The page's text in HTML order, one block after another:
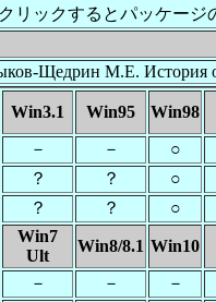
リックするとパッケー
Щедрин М.Е. История
Win3.1 Win95
Win98
－ －
○
？ ？
○
？ ？
○
Win7
Ult
Win8/8.1 Win10
－ －
－